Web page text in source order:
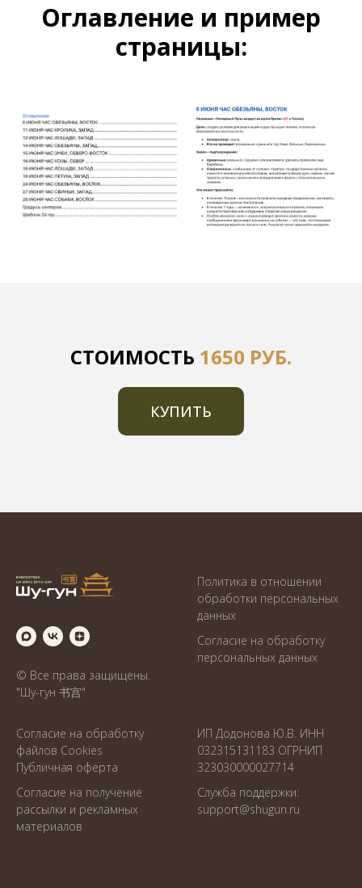
Оглавление и пример
страницы:
СТОИМОСТЬ 1650 РУБ.
КУПИТЬ
© Все права защищены.
"Шу-гун 书宫"
Политика в отношении
обработки персональных
данных
Согласие на обработку
персональных данных
Согласие на обработку
файлов Cookies
Публичная оферта
Согласие на получение
рассылки и рекламных
материалов
ИП Додонова Ю.В. ИНН
032315131183 ОГРНИП
323030000027714
Служба поддержки:
support@shugun.ru